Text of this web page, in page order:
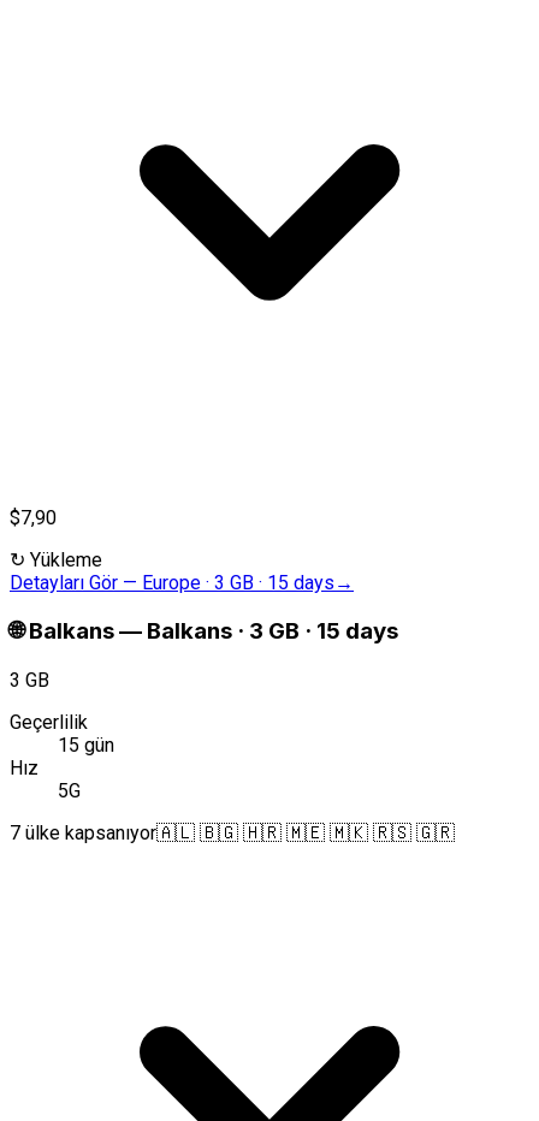
$7,90
↻ Yükleme
Detayları Gör — Europe · 3 GB · 15 days →
🌐 Balkans— Balkans · 3 GB · 15 days
3 GB
Geçerlilik
15 gün
Hız
5G
7 ülke kapsanıyor🇦🇱 🇧🇬 🇭🇷 🇲🇪 🇲🇰 🇷🇸 🇬🇷